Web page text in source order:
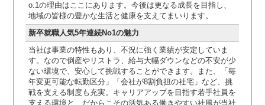
o.1の理由はここにあります。今後は更なる成長を目指し、
地域の皆様の豊かな生活と健康を支えてまいります。
新卒就職人気5年連続No1の魅力
当社は事業の特性もあり、不況に強く業績が安定していま
す。なので倒産やリストラ、給与大幅ダウンなどの不安が少
ない環境で、安心して挑戦することができます。また、「毎
年変更可能な転勤区分」「会社が8割負担の社宅」など、挑
戦を支える制度も充実。キャリアアップを目指す若手社員を
支える環境と、だからこその活気ある働きやすい社風が当社